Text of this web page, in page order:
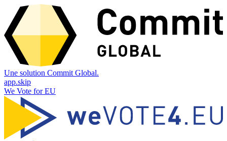
Une solution Commit Global.
app.skip
We Vote for EU